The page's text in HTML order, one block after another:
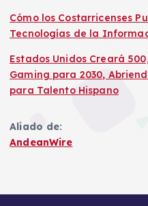
Cómo los Costarricenses
Tecnologías de la
Estados Unidos Creará
Gaming para 2030,
para Talento Hispano
Aliado de:
AndeanWire